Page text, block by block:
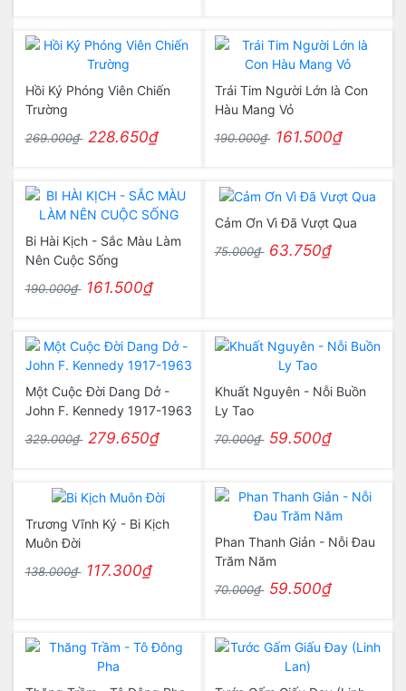
Hồi Ký Phóng Viên Chiến
Trường
269.000₫ 228.650₫
Trái Tim Người Lớn là Con
Hàu Mang Vỏ
190.000₫ 161.500₫
Bi Hài Kịch - Sắc Màu Làm
Nên Cuộc Sống
190.000₫ 161.500₫
Cảm Ơn Vì Đã Vượt Qua
75.000₫ 63.750₫
Một Cuộc Đời Dang Dở -
John F. Kennedy 1917-1963
329.000₫ 279.650₫
Khuất Nguyên - Nỗi Buồn
Ly Tao
70.000₫ 59.500₫
Trương Vĩnh Ký - Bi Kịch
Muôn Đời
138.000₫ 117.300₫
Phan Thanh Giản - Nỗi Đau
Trăm Năm
70.000₫ 59.500₫